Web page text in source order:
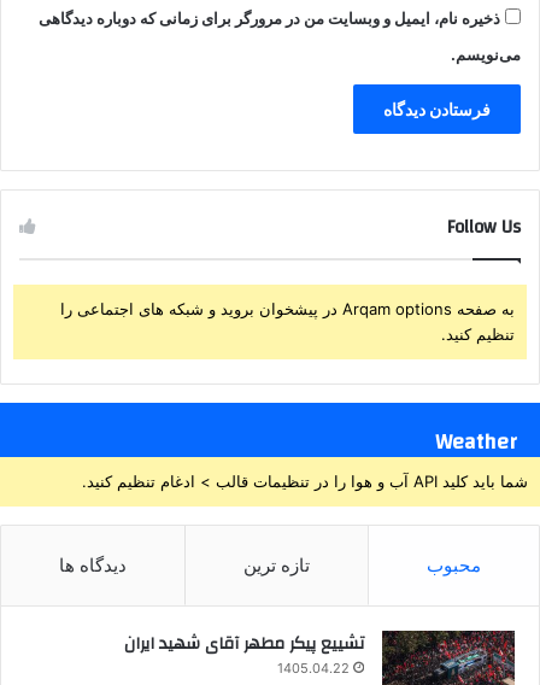
ذخیره نام، ایمیل و وبسایت من در مرورگر برای زمانی که دوباره دیدگاهی
می‌نویسم.
Follow Us
به صفحه Arqam options در پیشخوان بروید و شبکه های اجتماعی را
تنظیم کنید.
Weather
شما باید کلید API آب و هوا را در تنظیمات قالب > ادغام تنظیم کنید.
محبوب تازه ترین دیدگاه ها
تشییع پیکر مطهر آقای شهید ایران
1405.04.22